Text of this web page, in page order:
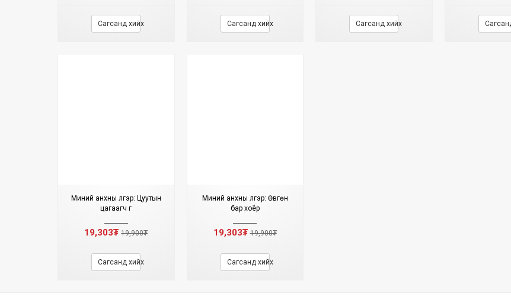
Сагсанд хийх Сагсанд хийх Сагсанд хийх
Миний анхны үлгэр: Цуутын
цагаагч гүү
19,303₮19,900₮
Сагсанд хийх
Миний анхны үлгэр: Өвгөн
бар хоёр
19,303₮19,900₮
Сагсанд хийх